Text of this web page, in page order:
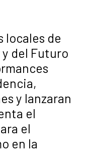
locales de
del Futuro
y lanzaran
el
el
en la